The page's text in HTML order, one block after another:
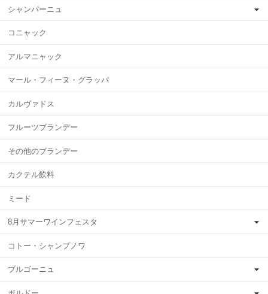
シャンパーニュ
コニャック
アルマニャック
マール・フィーヌ・グラッパ
カルヴァドス
フルーツブランデー
その他のブランデー
カクテル飲料
ミード
8月サマーワインフェスタ
コトー・シャンプノワ
ブルゴーニュ